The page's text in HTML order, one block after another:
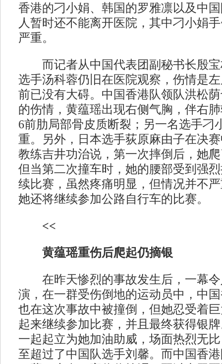
香港的刁小娟、韩国的罗雅凛以及中
人暂时还不能离开医院，其中刁小娟
严重。
而记者从中国代表团副秘书长殷宝
选手汤科蓉仍旧在医院观察，伤情是
前已没有大碍。中国香港队领队洪松
的伤情，黄蕴瑶出现右侧气胸，伴右
6前肋局部骨皮质断裂；另一名选手刁
重。另外，日本选手荻原麻由子在决
教练吉井功治说，第一次摔倒后，她
但当第二次撞车时，她的腰部受到强
续比赛，虽然疼痛明显，但情况并不
她还将继续参加公路自行车的比赛。
<<
黄蕴瑶重伤后爬起仍摘银
在昨天惨烈的事故发生后，一幕令
演，在一群受伤倒地的运动员中，中
也在这次事故中被撞倒，但她忍受着
起来继续参加比赛，并且最终获得银
一起起立为她加油助威，场面热烈无
至超过了中国队选手刘馨。而中国香